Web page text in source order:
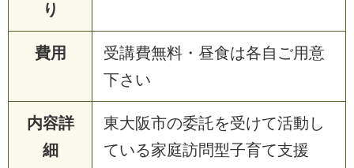
り
費用 受講費無料 ・ 昼食は各自 ご用意
下さ い
内容詳
細
東大阪市の委託を受けて活動 し
ている家庭訪問型子育て支援